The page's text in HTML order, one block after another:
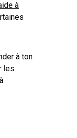
à
à ton
les